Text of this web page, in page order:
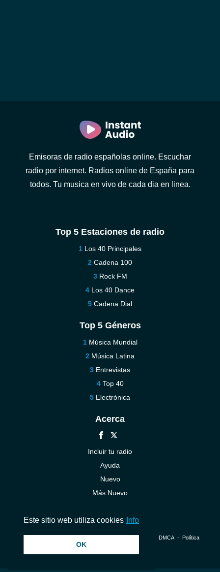
Emisoras de radio españolas online. Escuchar
radio por internet. Radios online de España para
todos. Tu musica en vivo de cada dia en linea.
Top 5 Estaciones de radio
Los 40 Principales
Cadena 100
Rock FM
Los 40 Dance
Cadena Dial
Top 5 Géneros
Música Mundial
Música Latina
Entrevistas
Top 40
Electrónica
Acerca
Incluir tu radio
Ayuda
Nuevo
Más Nuevo
© 2026 InstantAudio. Reservados todos los derechos. ・ DMCA・ Política
Este sitio web utiliza cookies Info
OK